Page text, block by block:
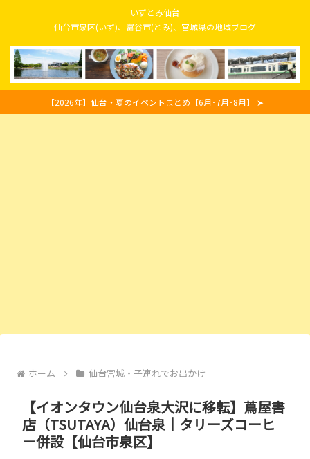
いずとみ仙台
仙台市泉区(いず)、富谷市(とみ)、宮城県の地域ブログ
【2026年】仙台・夏のイベントまとめ【6月･7月･8月】 ➤
ホーム 仙台宮城・子連れでお出かけ
【イオンタウン仙台泉大沢に移転】蔦屋書
店（TSUTAYA）仙台泉｜タリーズコーヒ
ー併設【仙台市泉区】